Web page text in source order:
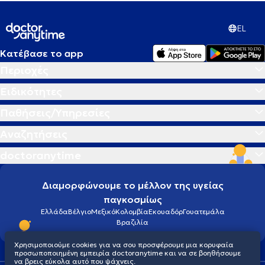
EL
Κατέβασε το app
Διαμορφώνουμε το μέλλον της υγείας
παγκοσμίως
ΕλλάδαΒέλγιοΜεξικόΚολομβίαΕκουαδόρΓουατεμάλα
Βραζιλία
Χρησιμοποιούμε cookies για να σου προσφέρουμε μια κορυφαία
προσωποποιημένη εμπειρία doctoranytime και να σε βοηθήσουμε
να βρεις εύκολα αυτό που ψάχνεις.